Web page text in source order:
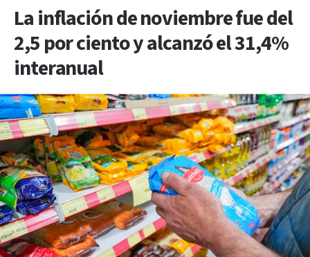
La inflación de noviembre fue del
2,5 por ciento y alcanzó el 31,4%
interanual